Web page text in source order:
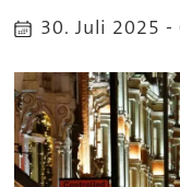
30. Juli 2025